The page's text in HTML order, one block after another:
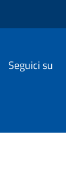
Seguici su